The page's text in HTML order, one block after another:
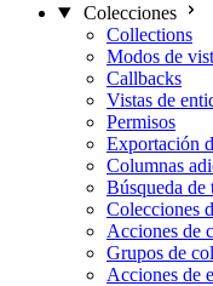
Colecciones
Collections
Modos de
Callbacks
Vistas de
Permisos
Exportación
Columnas
Búsqueda de
Colecciones
Acciones de
Grupos de
Acciones de